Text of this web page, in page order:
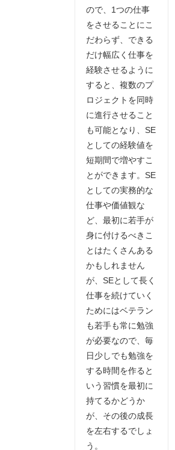
ので、1つの仕事
をさせることにこ
だわらず、できる
だけ幅広く仕事を
経験させるように
すると、複数のプ
ロジェクトを同時
に進行させること
も可能となり、SE
としての経験値を
短期間で増やすこ
とができます。SE
としての実務的な
仕事や価値観な
ど、最初に若手が
身に付けるべきこ
とはたくさんある
かもしれません
が、SEとして長く
仕事を続けていく
ためにはベテラン
も若手も常に勉強
が必要なので、毎
日少しでも勉強を
する時間を作ると
いう習慣を最初に
持てるかどうか
が、その後の成長
を左右するでしょ
う。